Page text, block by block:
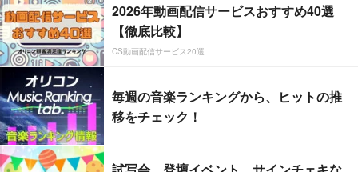
2026年動画配信サービスおすすめ40選
【徹底比較】
CS動画配信サービス20選
毎週の音楽ランキングから、ヒットの推
移をチェック！